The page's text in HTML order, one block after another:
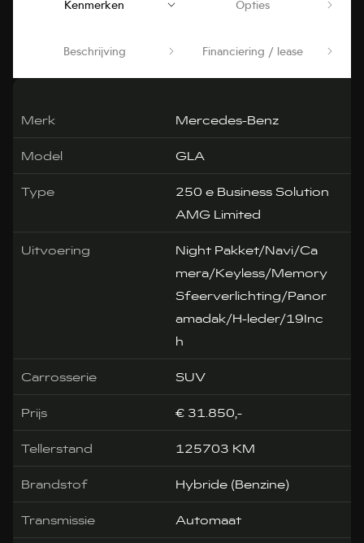
Kenmerken Opties
Beschrijving Financiering / lease
Merk Mercedes-Benz
Model GLA
Type
250 e Business Solution
AMG Limited
Uitvoering
Night Pakket/Navi/Ca
mera/Keyless/Memory
Sfeerverlichting/Panor
amadak/H-leder/19Inc
h
Carrosserie SUV
Prijs € 31.850,-
Tellerstand 125703 KM
Brandstof Hybride (Benzine)
Transmissie Automaat